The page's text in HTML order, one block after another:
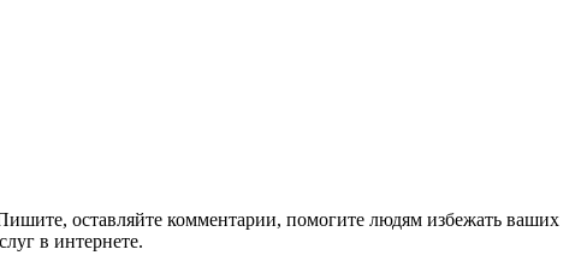
оставляйте комментарии, помогите людям избежать ваших
в интернете.